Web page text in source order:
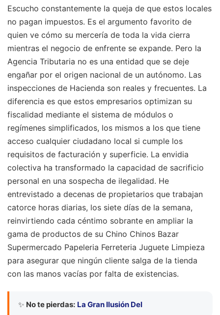
Escucho constantemente la queja de que estos locales
no pagan impuestos. Es el argumento favorito de
quien ve cómo su mercería de toda la vida cierra
mientras el negocio de enfrente se expande. Pero la
Agencia Tributaria no es una entidad que se deje
engañar por el origen nacional de un autónomo. Las
inspecciones de Hacienda son reales y frecuentes. La
diferencia es que estos empresarios optimizan su
fiscalidad mediante el sistema de módulos o
regímenes simplificados, los mismos a los que tiene
acceso cualquier ciudadano local si cumple los
requisitos de facturación y superficie. La envidia
colectiva ha transformado la capacidad de sacrificio
personal en una sospecha de ilegalidad. He
entrevistado a decenas de propietarios que trabajan
catorce horas diarias, los siete días de la semana,
reinvirtiendo cada céntimo sobrante en ampliar la
gama de productos de su Chino Chinos Bazar
Supermercado Papeleria Ferreteria Juguete Limpieza
para asegurar que ningún cliente salga de la tienda
con las manos vacías por falta de existencias.
✨ No te pierdas: La Gran Ilusión Del